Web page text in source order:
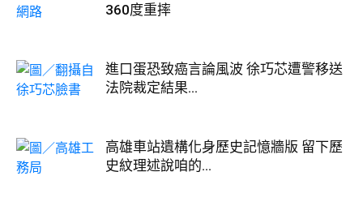
360度重摔
進口蛋恐致癌言論風波 徐巧芯遭警移送
法院裁定結果...
高雄車站遺構化身歷史記憶牆版 留下歷
史紋理述說咱的...